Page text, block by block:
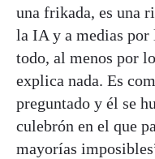
una frikada, es una
la IA y a medias por
todo, al menos por
explica nada. Es
preguntado y él se
culebrón en el que
mayorías